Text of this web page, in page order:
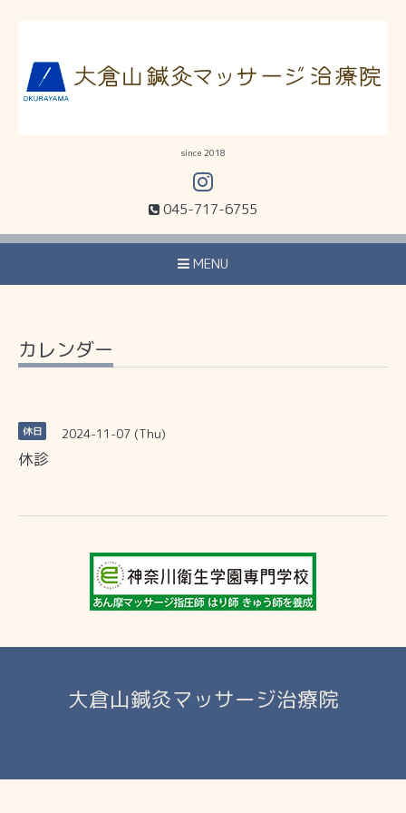
since 2018
045-717-6755
MENU
カレンダー
休日 2024-11-07 (Thu)
休診
大倉山鍼灸マッサージ治療院